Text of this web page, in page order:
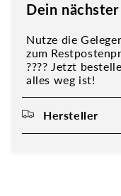
Dein
Nutze die
zum
???? Jetzt
alles weg ist!
Hersteller